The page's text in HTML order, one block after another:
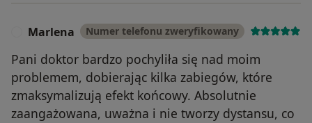
Marlena Numer telefonu zweryfikowany
Pani doktor bardzo pochyliła się nad moim
problemem, dobierając kilka zabiegów, które
zmaksymalizują efekt końcowy. Absolutnie
zaangażowana, uważna i nie tworzy dystansu, co